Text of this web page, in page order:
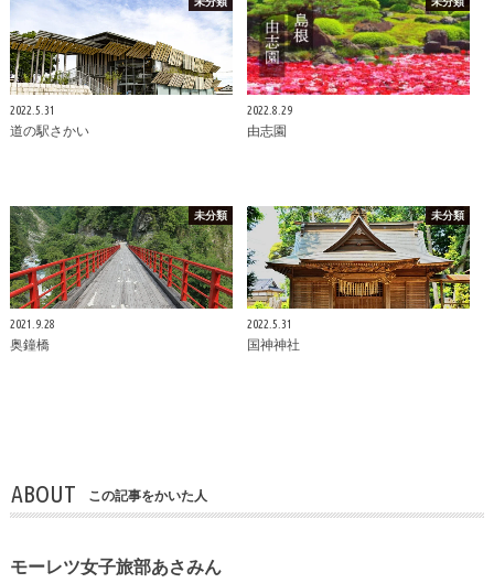
2022.5.31
道の駅さかい
2022.8.29
由志園
未分類
2021.9.28
奥鐘橋
未分類
2022.5.31
国神神社
ABOUT この記事をかいた人
モーレツ女子旅部あさみん